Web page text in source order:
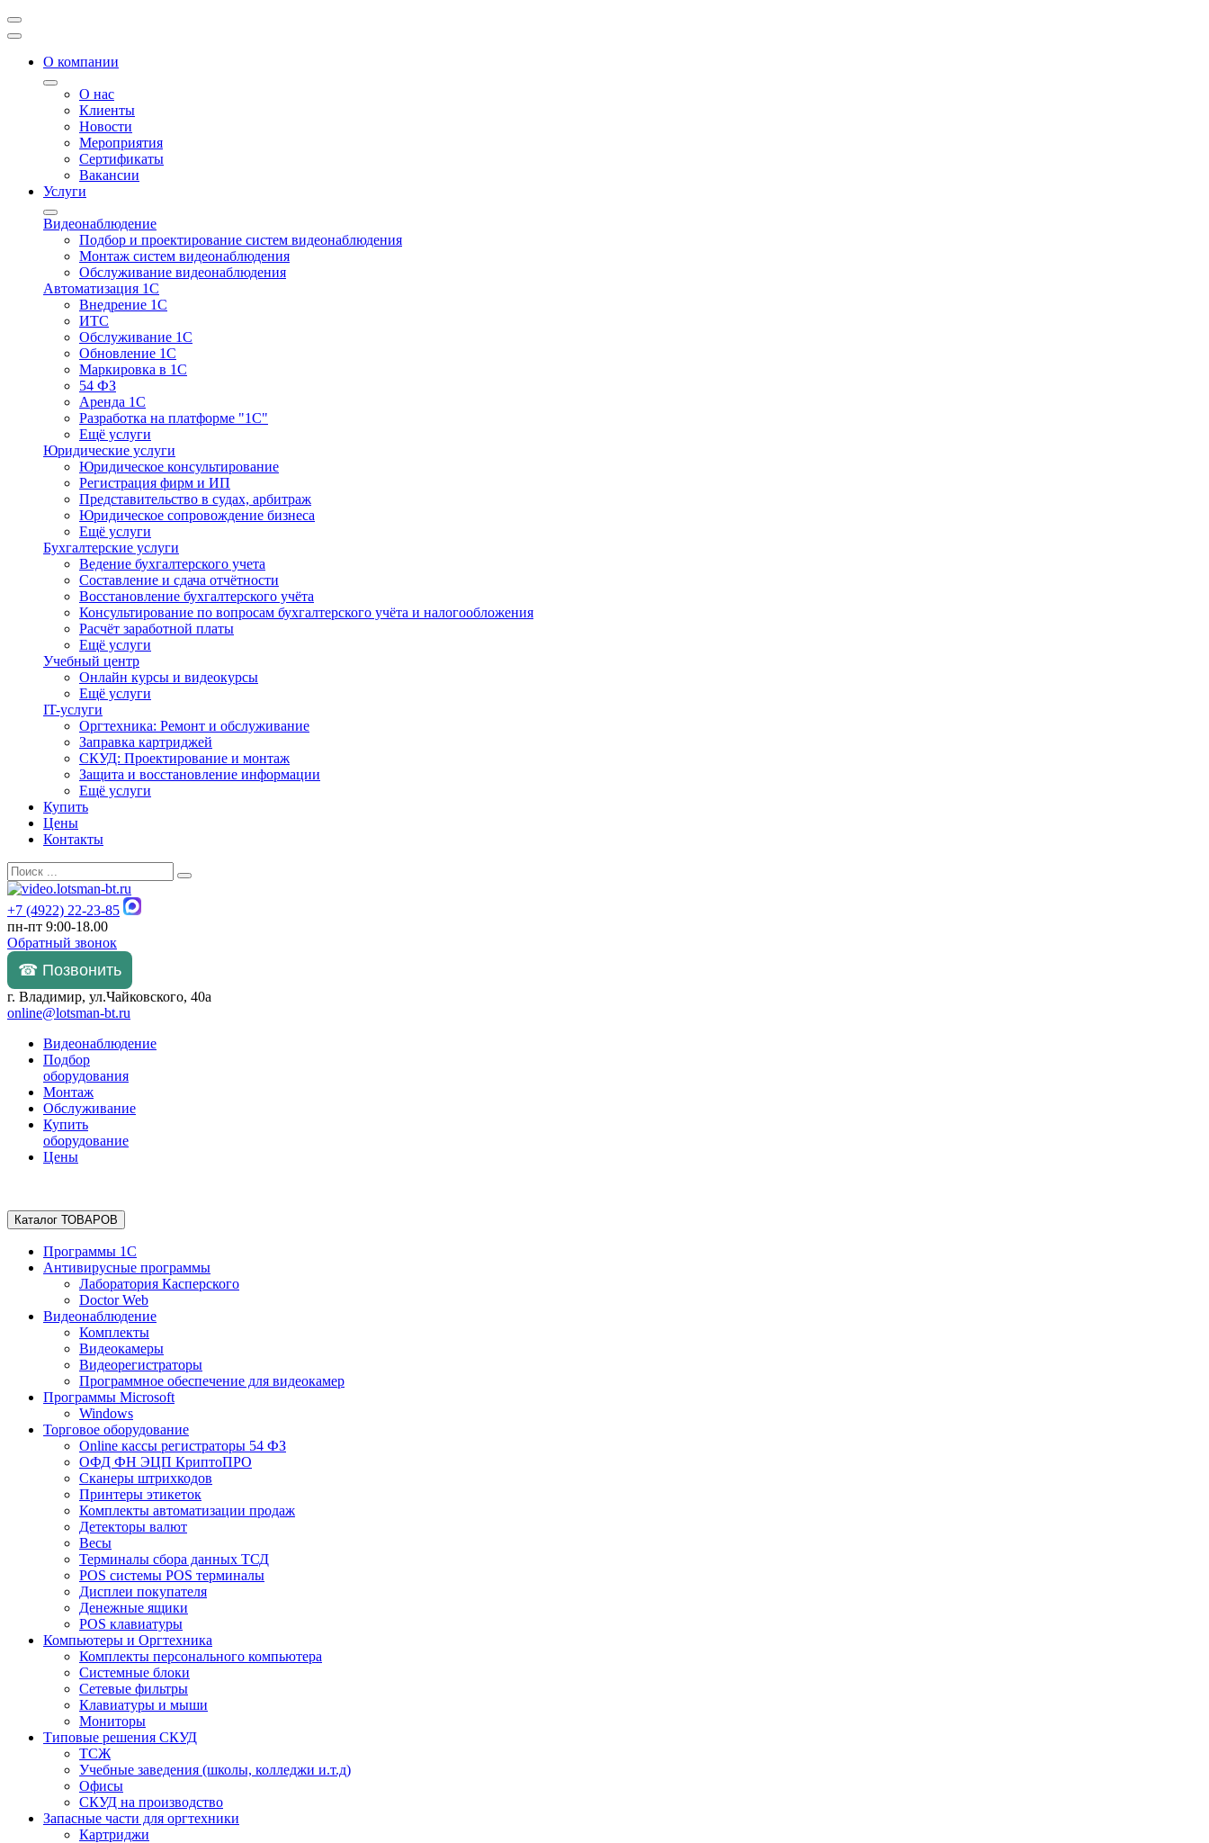
О компании
О нас
Клиенты
Новости
Мероприятия
Сертификаты
Вакансии
Услуги
Видеонаблюдение
Подбор и проектирование систем видеонаблюдения
Монтаж систем видеонаблюдения
Обслуживание видеонаблюдения
Автоматизация 1С
Внедрение 1С
ИТС
Обслуживание 1С
Обновление 1С
Маркировка в 1С
54 ФЗ
Аренда 1С
Разработка на платформе "1С"
Ещё услуги
Юридические услуги
Юридическое консультирование
Регистрация фирм и ИП
Представительство в судах, арбитраж
Юридическое сопровождение бизнеса
Ещё услуги
Бухгалтерские услуги
Ведение бухгалтерского учета
Составление и сдача отчётности
Восстановление бухгалтерского учёта
Консультирование по вопросам бухгалтерского учёта и налогообложения
Расчёт заработной платы
Ещё услуги
Учебный центр
Онлайн курсы и видеокурсы
Ещё услуги
IT-услуги
Оргтехника: Ремонт и обслуживание
Заправка картриджей
СКУД: Проектирование и монтаж
Защита и восстановление информации
Ещё услуги
Купить
Цены
Контакты
+7 (4922) 22-23-85
пн-пт 9:00-18.00
Обратный звонок
☎ Позвонить
г. Владимир, ул.Чайковского, 40а
online@lotsman-bt.ru
Видеонаблюдение
Подбор
оборудования
Монтаж
Обслуживание
Купить
оборудование
Цены
Каталог ТОВАРОВ
Программы 1С
Антивирусные программы
Лаборатория Касперского
Doctor Web
Видеонаблюдение
Комплекты
Видеокамеры
Видеорегистраторы
Программное обеспечение для видеокамер
Программы Microsoft
Windows
Торговое оборудование
Online кассы регистраторы 54 ФЗ
ОФД ФН ЭЦП КриптоПРО
Сканеры штрихкодов
Принтеры этикеток
Комплекты автоматизации продаж
Детекторы валют
Весы
Терминалы сбора данных ТСД
POS системы POS терминалы
Дисплеи покупателя
Денежные ящики
POS клавиатуры
Компьютеры и Оргтехника
Комплекты персонального компьютера
Системные блоки
Сетевые фильтры
Клавиатуры и мыши
Мониторы
Типовые решения СКУД
ТСЖ
Учебные заведения (школы, колледжи и.т.д)
Офисы
СКУД на производство
Запасные части для оргтехники
Картриджи